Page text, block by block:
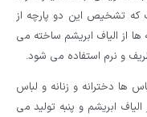
تشخیص این دو پارچه از
از الیاف ابریشم ساخته می
و نرم استفاده می شود.
دخترانه و زنانه و لباس
ابریشم و پنبه تولید می